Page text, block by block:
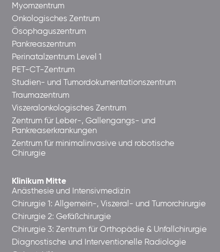
Myomzentrum
Onkologisches Zentrum
Ösophaguszentrum
Pankreaszentrum
Perinatalzentrum Level 1
PET-CT-Zentrum
Studien- und Tumordokumentationszentrum
Traumazentrum
Viszeralonkologisches Zentrum
Zentrum für Leber-, Gallengangs- und
Pankreaserkrankungen
Zentrum für minimalinvasive und robotische
Chirurgie
Klinikum Mitte
Anästhesie und Intensivmedizin
Chirurgie 1: Allgemein-, Viszeral- und Tumorchirurgie
Chirurgie 2: Gefäßchirurgie
Chirurgie 3: Zentrum für Orthopädie & Unfallchirurgie
Diagnostische und Interventionelle Radiologie